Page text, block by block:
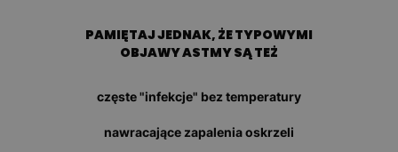
PAMIĘTAJ JEDNAK, ŻE TYPOWYMI
OBJAWY ASTMY SĄ TEŻ
częste "infekcje" bez temperatury
nawracające zapalenia oskrzeli